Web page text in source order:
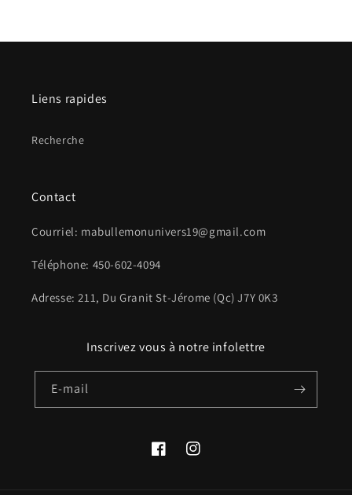
Liens rapides
Recherche
Contact
Courriel: mabullemonunivers19@gmail.com
Téléphone: 450-602-4094
Adresse: 211, Du Granit St-Jérome (Qc) J7Y 0K3
Inscrivez vous à notre infolettre
E-mail
FacebookInstagram